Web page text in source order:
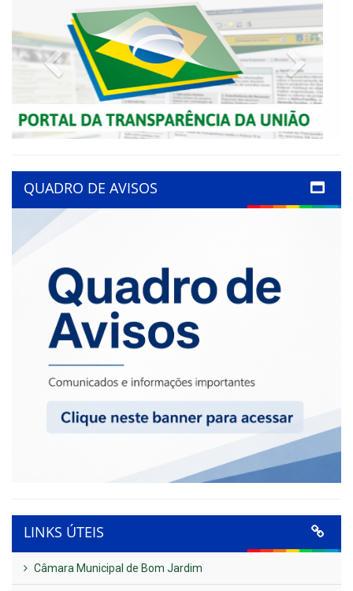
Previous
QUADRO DE AVISOS
LINKS ÚTEIS
Câmara Municipal de Bom Jardim